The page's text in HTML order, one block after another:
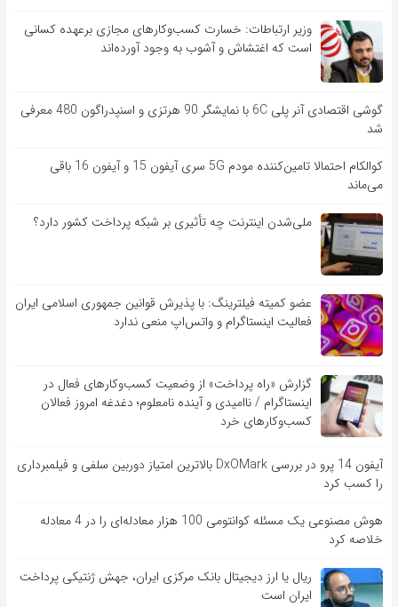
وزیر ارتباطات: خسارت کسب‌وکارهای مجازی برعهده کسانی
است که اغتشاش و آشوب به وجود آورده‌اند
گوشی اقتصادی آنر پلی 6C با نمایشگر 90 هرتزی و اسنپدراگون 480 معرفی
شد
کوالکام احتمالا تامین‌کننده مودم 5G سری آیفون 15 و آیفون 16 باقی
می‌ماند
ملی‌شدن اینترنت چه تأثیری بر شبکه پرداخت کشور دارد؟
عضو کمیته فیلترینگ: با پذیرش قوانین جمهوری اسلامی ایران
فعالیت اینستاگرام و واتس‌اپ منعی ندارد
گزارش «راه پرداخت» از وضعیت کسب‌وکارهای فعال در
اینستاگرام / ناامیدی و آینده نامعلوم؛ دغدغه امروز فعالان
کسب‌وکارهای خرد
آیفون 14 پرو در بررسی DxOMark بالاترین امتیاز دوربین سلفی و فیلمبرداری
را کسب کرد
هوش مصنوعی یک مسئله کوانتومی 100 هزار معادله‌‎ای را در 4 معادله
خلاصه کرد
ریال یا ارز دیجیتال بانک مرکزی ایران، جهش ژنتیکی پرداخت
ایران است